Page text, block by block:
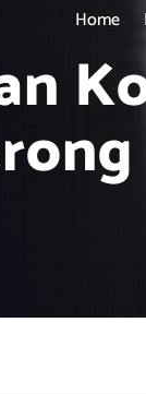
Home